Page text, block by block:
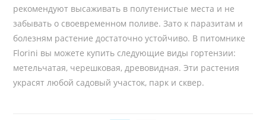
рекомендуют высаживать в полутенистые места и не
забывать о своевременном поливе. Зато к паразитам и
болезням растение достаточно устойчиво. В питомнике
Florini вы можете купить следующие виды гортензии:
метельчатая, черешковая, древовидная. Эти растения
украсят любой садовый участок, парк и сквер.